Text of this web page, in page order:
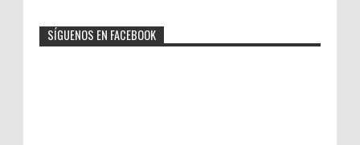
SÍGUENOS EN FACEBOOK